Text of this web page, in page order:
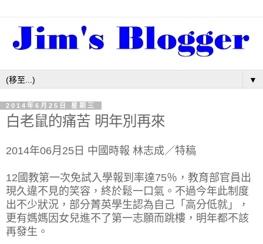
▼
2014年6月25日 星期三
白老鼠的痛苦 明年別再來
2014年06月25日 中國時報 林志成 ／特稿
12國教第一次免試入學報到率達75％，教育部官員出
現久違不見的笑容，終於鬆一口氣。不過今年此制度
出不少狀況，部分菁英學生認為自己「高分低就」，
更有媽媽因女兒進不了第一志願而跳樓，明年都不該
再發生。